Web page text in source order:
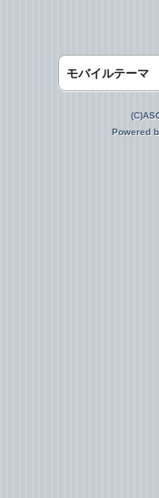
モバイルテーマ
Powered